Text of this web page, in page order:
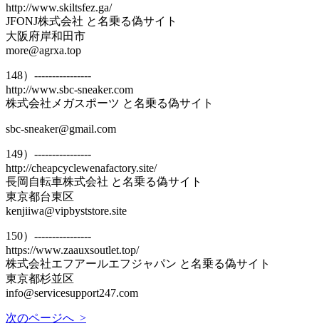
http://www.skiltsfez.ga/
JFONJ株式会社 と名乗る偽サイト
大阪府岸和田市
more@agrxa.top
148）----------------
http://www.sbc-sneaker.com
株式会社メガスポーツ と名乗る偽サイト
sbc-sneaker@gmail.com
149）----------------
http://cheapcyclewenafactory.site/
長岡自転車株式会社 と名乗る偽サイト
東京都台東区
kenjiiwa@vipbyststore.site
150）----------------
https://www.zaauxsoutlet.top/
株式会社エフアールエフジャパン と名乗る偽サイト
東京都杉並区
info@servicesupport247.com
次のページへ >